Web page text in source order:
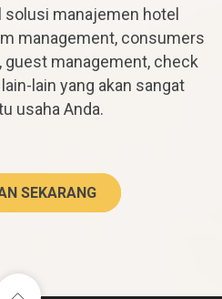
manajemen hotel
management, consumers
management, check
lain yang akan sangat
usaha Anda.
SEKARANG